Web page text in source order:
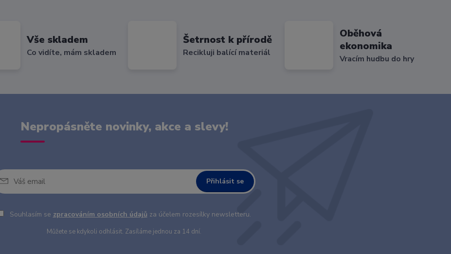
Vše skladem
Co vidíte, mám skladem
Šetrnost k přírodě
Recikluji balící materiál
Oběhová
ekonomika
Vracím hudbu do hry
Nepropásněte novinky, akce a slevy!
Přihlásit se
Souhlasím se zpracováním osobních údajů za účelem rozesílky newsletteru.
Můžete se kdykoli odhlásit. Zasíláme jednou za 14 dní.